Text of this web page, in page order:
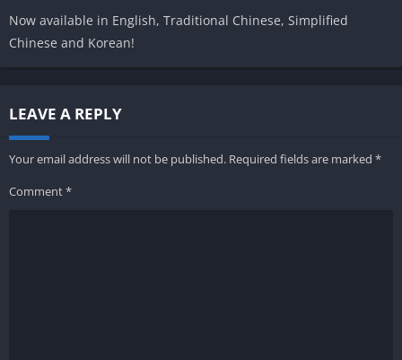
Now available in English, Traditional Chinese, Simplified
Chinese and Korean!
LEAVE A REPLY
Your email address will not be published. Required fields are marked *
Comment*